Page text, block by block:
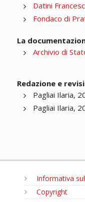
Datini
Fondaco di
La
Archivio di
Redazione e
Pagliai Ilaria,
Pagliai Ilaria,
Informativa
Copyright